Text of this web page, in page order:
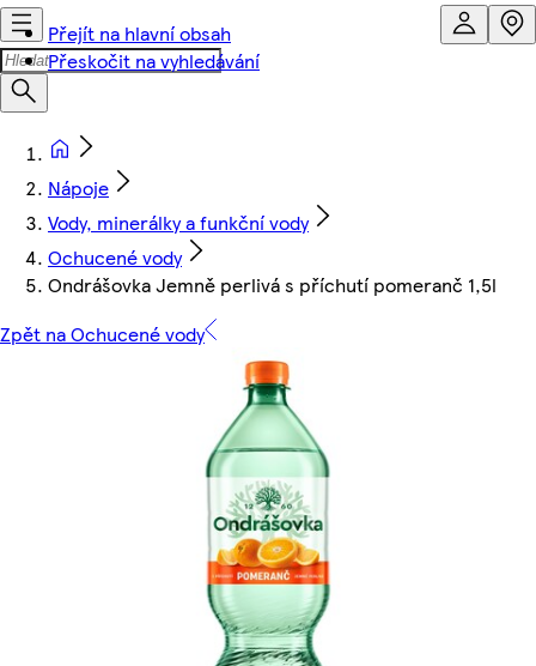
Přejít na hlavní obsah
Přeskočit na vyhledávání
Nápoje
Vody, minerálky a funkční vody
Ochucené vody
Ondrášovka Jemně perlivá s příchutí pomeranč 1,5l
Zpět na Ochucené vody